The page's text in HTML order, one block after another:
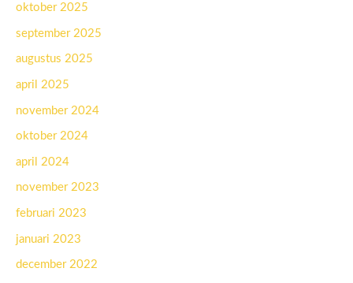
oktober 2025
september 2025
augustus 2025
april 2025
november 2024
oktober 2024
april 2024
november 2023
februari 2023
januari 2023
december 2022